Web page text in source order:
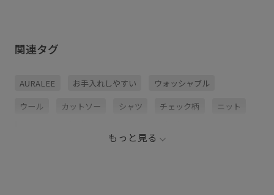
関連タグ
AURALEE お手入れしやすい ウォッシャブル
ウール カットソー シャツ チェック柄 ニット
もっと見る